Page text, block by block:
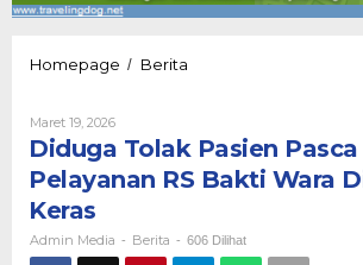
Homepage / Berita
Operasi,
Pelayanan
RS
Wara
Disorot
Maret 19, 2026Oleh
Admin
Media
Diduga Tolak Pasien Pasca
Pelayanan RS Bakti Wara
Keras
Admin Media - Berita - 606 Dilihat